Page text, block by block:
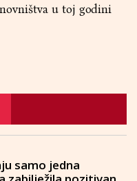
u toj godini
samo jedna